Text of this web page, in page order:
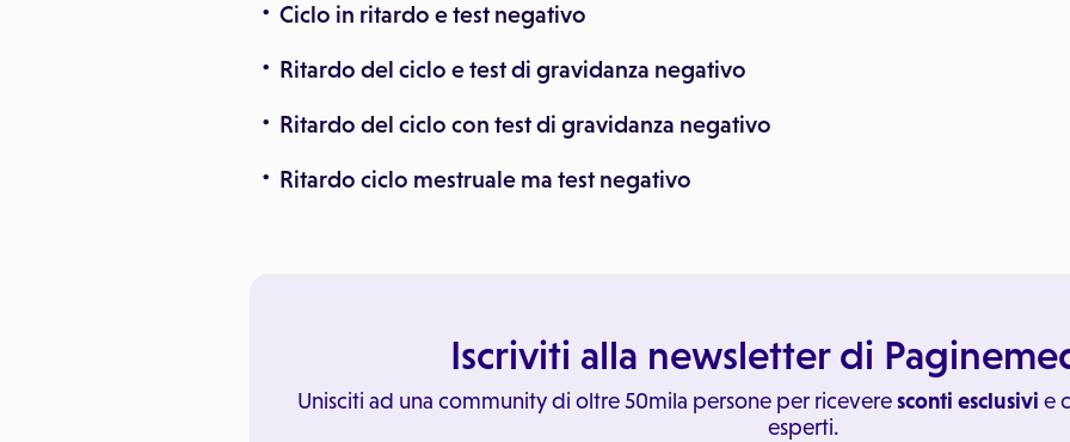
Ciclo in ritardo e test negativo
Ritardo del ciclo e test di gravidanza negativo
Ritardo del ciclo con test di gravidanza negativo
Ritardo ciclo mestruale ma test negativo
Iscriviti alla newsletter di
Unisciti ad una community di oltre 50mila persone per riceveresconti esclusivi e
esperti.